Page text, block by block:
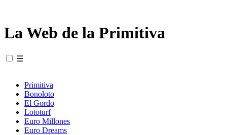
La Web de la Primitiva
☰
Primitiva
Bonoloto
El Gordo
Lototurf
Euro Millones
Euro Dreams